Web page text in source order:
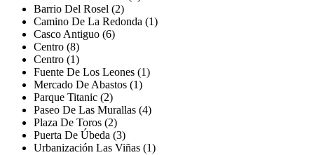
Barrio Del Rosel (2)
Camino De La Redonda (1)
Casco Antiguo (6)
Centro (8)
Centro (1)
Fuente De Los Leones (1)
Mercado De Abastos (1)
Parque Titanic (2)
Paseo De Las Murallas (4)
Plaza De Toros (2)
Puerta De Úbeda (3)
Urbanización Las Viñas (1)